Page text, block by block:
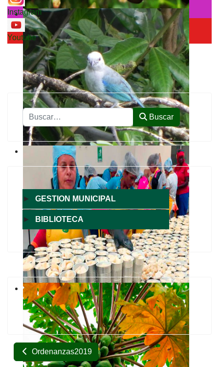
Instagram
Youtube
Buscar Buscar
► GESTION MUNICIPAL
► BIBLIOTECA
Ordenanzas2019